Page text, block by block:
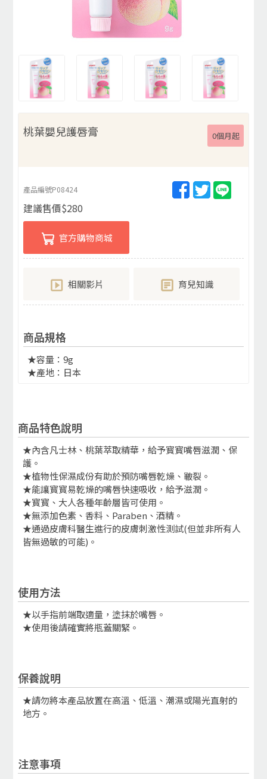
桃葉嬰兒護唇膏 0個月起
產品編號P08424
建議售價$280
官方購物商城
相關影片 育兒知識
商品規格
★容量：9g
★產地：日本
商品特色說明
★內含凡士林、桃葉萃取精華，給予寳寳嘴唇滋潤、保
護。
★植物性保濕成份有助於預防嘴唇乾燥、皸裂。
★能讓寳寳易乾燥的嘴唇快速吸收，給予滋潤。
★寳寳、大人各種年齡層皆可使用。
★無添加色素、香料、Paraben、酒精。
★通過皮膚科醫生進行的皮膚刺激性測試(但並非所有人
皆無過敏的可能)。
使用方法
★以手指前端取適量，塗抹於嘴唇。
★使用後請確實將瓶蓋關緊。
保養說明
★請勿將本產品放置在高溫、低溫、潮濕或陽光直射的
地方。
注意事項